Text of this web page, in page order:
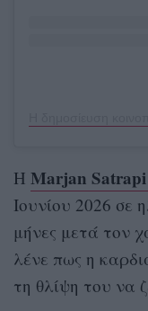
Η Marjan
Ιουνίου 2026 σε
μήνες μετά τον
λένε πως η
τη θλίψη του να